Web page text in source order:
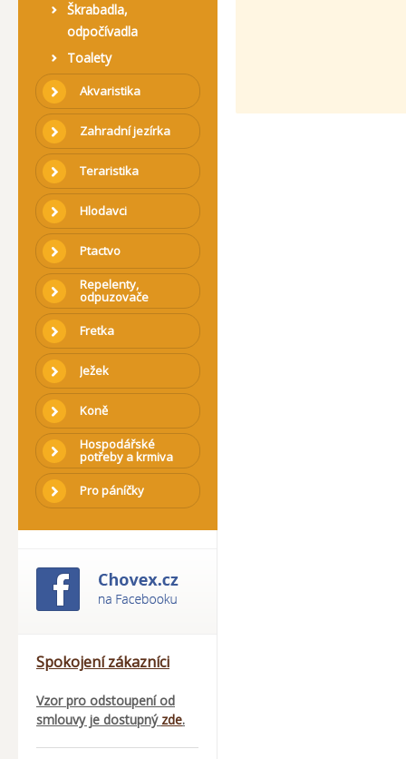
Škrabadla,
odpočívadla
Toalety
Akvaristika
Zahradní jezírka
Teraristika
Hlodavci
Ptactvo
Repelenty,
odpuzovače
Fretka
Ježek
Koně
Hospodářské
potřeby a krmiva
Pro páníčky
Spokojení zákazníci
Vzor pro odstoupení od
smlouvy je dostupný zde.